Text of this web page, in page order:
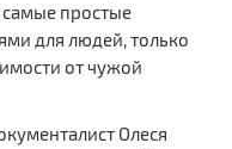
самые простые
для людей, только
от чужой
Олеся